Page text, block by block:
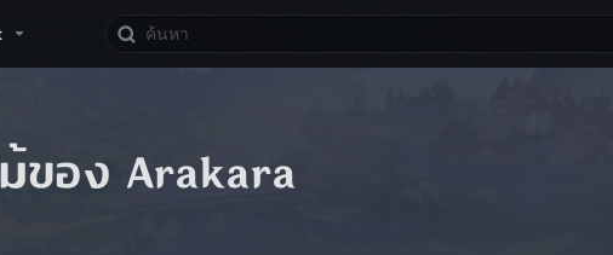
ของ Arakara